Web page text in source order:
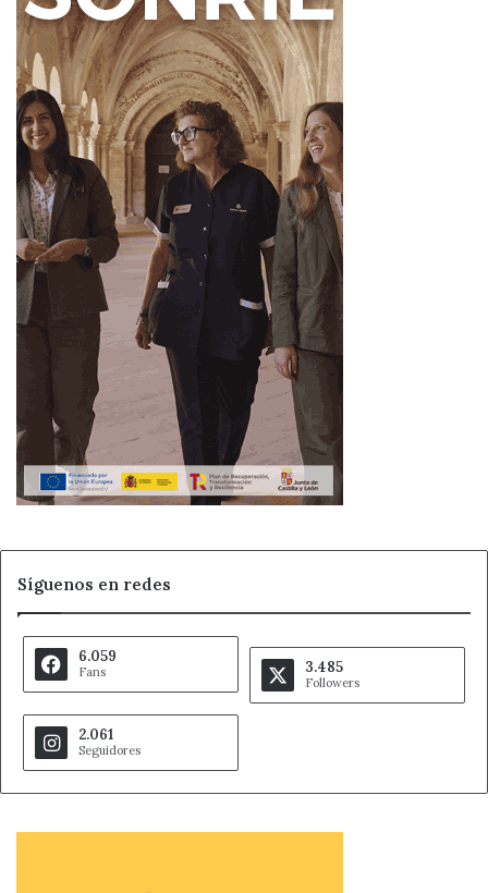
Síguenos en redes
6.059
Fans 3.485
Followers
2.061
Seguidores